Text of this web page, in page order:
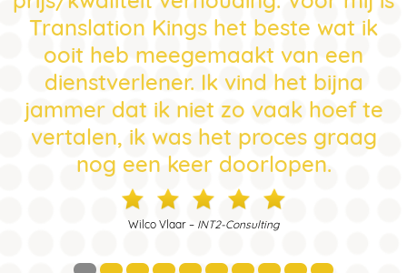
Translation Kings het beste wat ik
ooit heb meegemaakt van een
dienstverlener. Ik vind het bijna
jammer dat ik niet zo vaak hoef te
vertalen, ik was het proces graag
nog een keer doorlopen.
Wilco Vlaar – INT2-Consulting